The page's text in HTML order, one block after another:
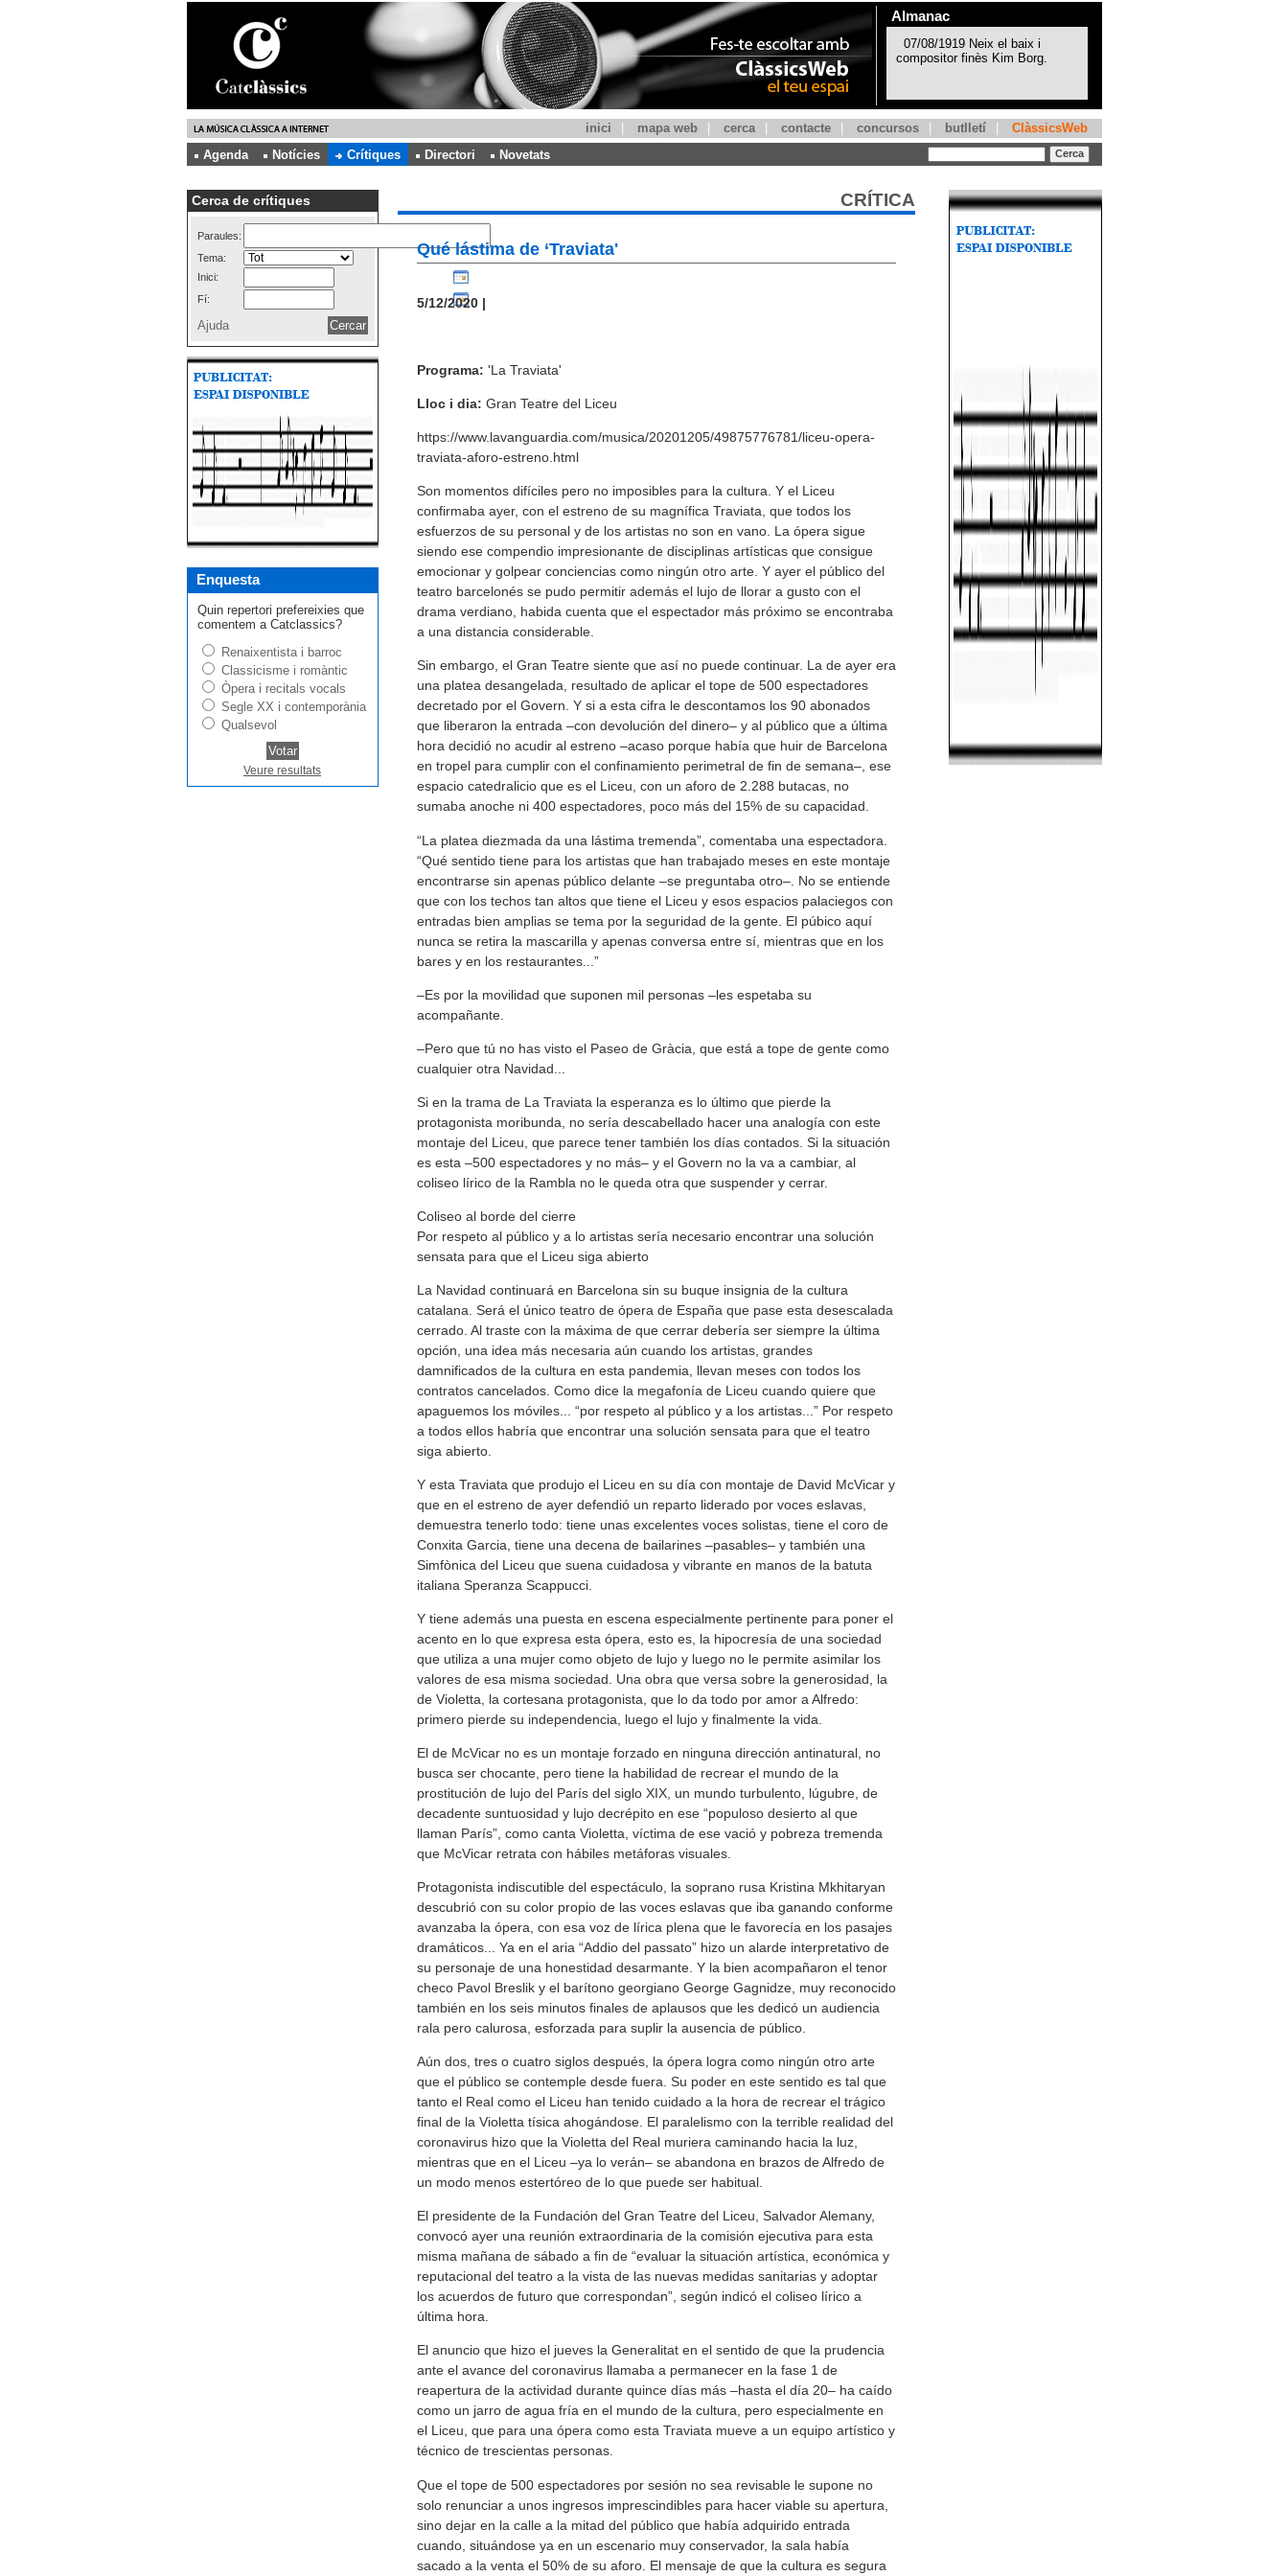
Almanac
inici mapa web cerca contacte concursos butlletí
ClàssicsWeb
Agenda
Notícies Crítiques Directori Novetats
Cerca de crítiques
Paraules:
Tema:
Inici:
Fí:
Ajuda
Enquesta
Quin repertori prefereixies que
comentem a Catclassics?
Renaixentista i barroc
Classicisme i romàntic
Òpera i recitals vocals
Segle XX i contemporània
Qualsevol
Veure resultats
CRÍTICA
Qué lástima de ‘Traviata'
5/12/2020 |
Programa: 'La Traviata'
Lloc i dia: Gran Teatre del Liceu
https://www.lavanguardia.com/musica/20201205/49875776781/liceu-opera-
traviata-aforo-estreno.html
Son momentos difíciles pero no imposibles para la cultura. Y el Liceu
confirmaba ayer, con el estreno de su magnífica Traviata, que todos los
esfuerzos de su personal y de los artistas no son en vano. La ópera sigue
siendo ese compendio impresionante de disciplinas artísticas que consigue
emocionar y golpear conciencias como ningún otro arte. Y ayer el público del
teatro barcelonés se pudo permitir además el lujo de llorar a gusto con el
drama verdiano, habida cuenta que el espectador más próximo se encontraba
a una distancia considerable.
Sin embargo, el Gran Teatre siente que así no puede continuar. La de ayer era
una platea desangelada, resultado de aplicar el tope de 500 espectadores
decretado por el Govern. Y si a esta cifra le descontamos los 90 abonados
que liberaron la entrada –con devolución del dinero– y al público que a última
hora decidió no acudir al estreno –acaso porque había que huir de Barcelona
en tropel para cumplir con el confinamiento perimetral de fin de semana–, ese
espacio catedralicio que es el Liceu, con un aforo de 2.288 butacas, no
sumaba anoche ni 400 espectadores, poco más del 15% de su capacidad.
“La platea diezmada da una lástima tremenda”, comentaba una espectadora.
“Qué sentido tiene para los artistas que han trabajado meses en este montaje
encontrarse sin apenas público delante –se preguntaba otro–. No se entiende
que con los techos tan altos que tiene el Liceu y esos espacios palaciegos con
entradas bien amplias se tema por la seguridad de la gente. El púbico aquí
nunca se retira la mascarilla y apenas conversa entre sí, mientras que en los
bares y en los restaurantes...”
–Es por la movilidad que suponen mil personas –les espetaba su
acompañante.
–Pero que tú no has visto el Paseo de Gràcia, que está a tope de gente como
cualquier otra Navidad...
Si en la trama de La Traviata la esperanza es lo último que pierde la
protagonista moribunda, no sería descabellado hacer una analogía con este
montaje del Liceu, que parece tener también los días contados. Si la situación
es esta –500 espectadores y no más– y el Govern no la va a cambiar, al
coliseo lírico de la Rambla no le queda otra que suspender y cerrar.
Coliseo al borde del cierre
Por respeto al público y a lo artistas sería necesario encontrar una solución
sensata para que el Liceu siga abierto
La Navidad continuará en Barcelona sin su buque insignia de la cultura
catalana. Será el único teatro de ópera de España que pase esta desescalada
cerrado. Al traste con la máxima de que cerrar debería ser siempre la última
opción, una idea más necesaria aún cuando los artistas, grandes
damnificados de la cultura en esta pandemia, llevan meses con todos los
contratos cancelados. Como dice la megafonía de Liceu cuando quiere que
apaguemos los móviles... “por respeto al público y a los artistas...” Por respeto
a todos ellos habría que encontrar una solución sensata para que el teatro
siga abierto.
Y esta Traviata que produjo el Liceu en su día con montaje de David McVicar y
que en el estreno de ayer defendió un reparto liderado por voces eslavas,
demuestra tenerlo todo: tiene unas excelentes voces solistas, tiene el coro de
Conxita Garcia, tiene una decena de bailarines –pasables– y también una
Simfònica del Liceu que suena cuidadosa y vibrante en manos de la batuta
italiana Speranza Scappucci.
Y tiene además una puesta en escena especialmente pertinente para poner el
acento en lo que expresa esta ópera, esto es, la hipocresía de una sociedad
que utiliza a una mujer como objeto de lujo y luego no le permite asimilar los
valores de esa misma sociedad. Una obra que versa sobre la generosidad, la
de Violetta, la cortesana protagonista, que lo da todo por amor a Alfredo:
primero pierde su independencia, luego el lujo y finalmente la vida.
El de McVicar no es un montaje forzado en ninguna dirección antinatural, no
busca ser chocante, pero tiene la habilidad de recrear el mundo de la
prostitución de lujo del París del siglo XIX, un mundo turbulento, lúgubre, de
decadente suntuosidad y lujo decrépito en ese “populoso desierto al que
llaman París”, como canta Violetta, víctima de ese vació y pobreza tremenda
que McVicar retrata con hábiles metáforas visuales.
Protagonista indiscutible del espectáculo, la soprano rusa Kristina Mkhitaryan
descubrió con su color propio de las voces eslavas que iba ganando conforme
avanzaba la ópera, con esa voz de lírica plena que le favorecía en los pasajes
dramáticos... Ya en el aria “Addio del passato” hizo un alarde interpretativo de
su personaje de una honestidad desarmante. Y la bien acompañaron el tenor
checo Pavol Breslik y el barítono georgiano George Gagnidze, muy reconocido
también en los seis minutos finales de aplausos que les dedicó un audiencia
rala pero calurosa, esforzada para suplir la ausencia de público.
Aún dos, tres o cuatro siglos después, la ópera logra como ningún otro arte
que el público se contemple desde fuera. Su poder en este sentido es tal que
tanto el Real como el Liceu han tenido cuidado a la hora de recrear el trágico
final de la Violetta tísica ahogándose. El paralelismo con la terrible realidad del
coronavirus hizo que la Violetta del Real muriera caminando hacia la luz,
mientras que en el Liceu –ya lo verán– se abandona en brazos de Alfredo de
un modo menos estertóreo de lo que puede ser habitual.
El presidente de la Fundación del Gran Teatre del Liceu, Salvador Alemany,
convocó ayer una reunión extraordinaria de la comisión ejecutiva para esta
misma mañana de sábado a fin de “evaluar la situación artística, económica y
reputacional del teatro a la vista de las nuevas medidas sanitarias y adoptar
los acuerdos de futuro que correspondan”, según indicó el coliseo lírico a
última hora.
El anuncio que hizo el jueves la Generalitat en el sentido de que la prudencia
ante el avance del coronavirus llamaba a permanecer en la fase 1 de
reapertura de la actividad durante quince días más –hasta el día 20– ha caído
como un jarro de agua fría en el mundo de la cultura, pero especialmente en
el Liceu, que para una ópera como esta Traviata mueve a un equipo artístico y
técnico de trescientas personas.
Que el tope de 500 espectadores por sesión no sea revisable le supone no
solo renunciar a unos ingresos imprescindibles para hacer viable su apertura,
sino dejar en la calle a la mitad del público que había adquirido entrada
cuando, situándose ya en un escenario muy conservador, la sala había
sacado a la venta el 50% de su aforo. El mensaje de que la cultura es segura